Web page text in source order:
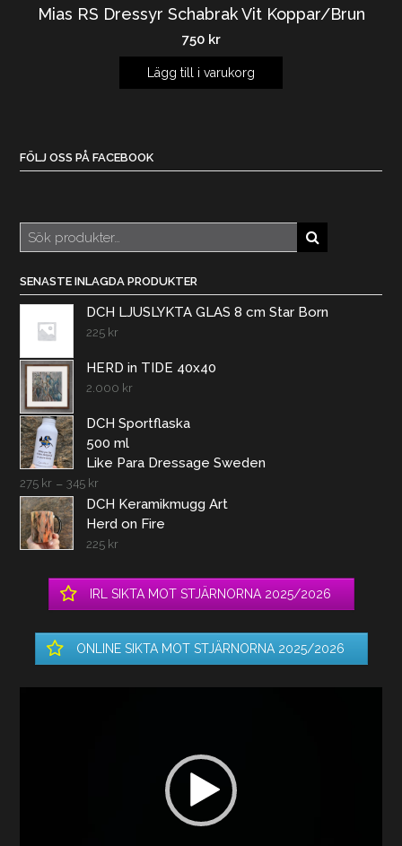
Mias RS Dressyr Schabrak Vit Koppar/Brun
750 kr
Lägg till i varukorg
FÖLJ OSS PÅ FACEBOOK
Sök
efter:
SENASTE INLAGDA PRODUKTER
DCH LJUSLYKTA GLAS 8 cm Star Born
225 kr
HERD in TIDE 40x40
2.000 kr
DCH Sportflaska
500 ml
Like Para Dressage Sweden
275 kr – 345 kr
DCH Keramikmugg Art
Herd on Fire
225 kr
IRL SIKTA MOT STJÄRNORNA 2025/2026
ONLINE SIKTA MOT STJÄRNORNA 2025/2026